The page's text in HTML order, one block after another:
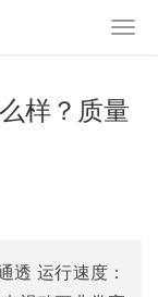
样？质量
透 运行速度：